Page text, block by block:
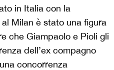
in Italia con la
Milan è stato una figura
che Giampaolo e Pioli gli
dell’ex compagno
concorrenza